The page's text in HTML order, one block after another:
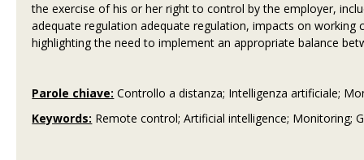
the exercise of his or her right to control by the employer,
adequate regulation adequate regulation, impacts on
highlighting the need to implement an appropriate balance
Parole chiave: Controllo a distanza; Intelligenza artificiale;
Keywords: Remote control; Artificial intelligence; Monitoring;